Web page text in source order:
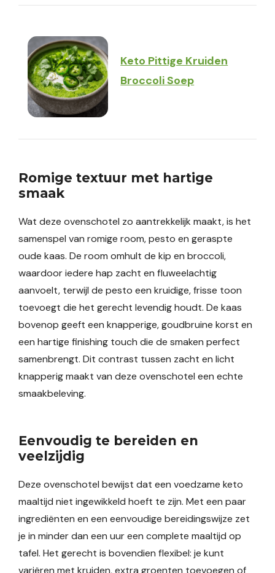
Keto Pittige Kruiden
Broccoli Soep
Romige textuur met hartige
smaak
Wat deze ovenschotel zo aantrekkelijk maakt, is het
samenspel van romige room, pesto en geraspte
oude kaas. De room omhult de kip en broccoli,
waardoor iedere hap zacht en fluweelachtig
aanvoelt, terwijl de pesto een kruidige, frisse toon
toevoegt die het gerecht levendig houdt. De kaas
bovenop geeft een knapperige, goudbruine korst en
een hartige finishing touch die de smaken perfect
samenbrengt. Dit contrast tussen zacht en licht
knapperig maakt van deze ovenschotel een echte
smaakbeleving.
Eenvoudig te bereiden en
veelzijdig
Deze ovenschotel bewijst dat een voedzame keto
maaltijd niet ingewikkeld hoeft te zijn. Met een paar
ingrediënten en een eenvoudige bereidingswijze zet
je in minder dan een uur een complete maaltijd op
tafel. Het gerecht is bovendien flexibel: je kunt
variëren met kruiden, extra groenten toevoegen of